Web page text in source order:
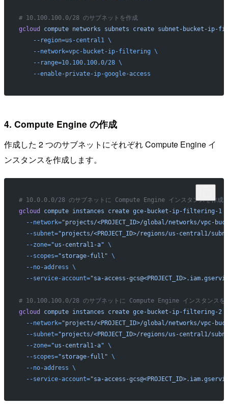
# 10.100.100.0/28 のサブネットを作成
gcloud
compute networks subnets create subnet-bucket-ip-
    --region=us-central1
\
    --network=vpc-bucket-ip-filtering
\
    --range=10.100.100.0/28
\
    --enable-private-ip-google-access
4. Compute Engine の作成
作成した 2 つのサブネットにそれぞれ Compute Engine イ
ンスタンスを作成します。
# 10.0.0.0/28 のサブネットに Compute Engine インスタンスを作成
gcloud
compute instances create gce-bucket-ip-filtering-1
  --network=
"projects/<PROJECT_ID>/global/networks/vpc-
  --subnet=
"projects/<PROJECT_ID>/regions/us-central1/
  --zone=
"us-central1-a" \
  --scopes=
"storage-full" \
  --no-address
\
  --service-account=
"sa-access-
# 10.100.100.0/28 のサブネットに Compute Engine インスタンスを
gcloud
compute instances create gce-bucket-ip-filtering-2
  --network=
"projects/<PROJECT_ID>/global/networks/vpc-
  --subnet=
"projects/<PROJECT_ID>/regions/us-central1/
  --zone=
"us-central1-a" \
  --scopes=
"storage-full" \
  --no-address
\
  --service-account=
"sa-access-